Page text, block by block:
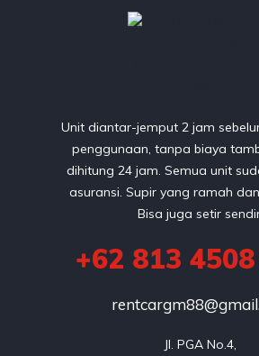
Unit diantar-jemput 2 jam
penggunaan, tanpa biaya
dihitung 24 jam. Semua unit
asuransi. Supir yang ramah
Bisa juga setir
+62 813
Jl. PGA No.4,